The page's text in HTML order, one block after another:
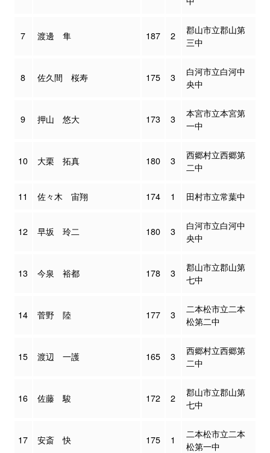
7 渡邊 隼 187 2
郡山市立郡山第
三中
8 佐久間 桜寿 175 3
白河市立白河中
央中
9 押山 悠大 173 3
本宮市立本宮第
一中
10 大栗 拓真 180 3
西郷村立西郷第
二中
11 佐々木 宙翔 174 1 田村市立常葉中
12 早坂 玲二 180 3
白河市立白河中
央中
13 今泉 裕都 178 3
郡山市立郡山第
七中
14 菅野 陸 177 3
二本松市立二本
松第二中
15 渡辺 一護 165 3
西郷村立西郷第
二中
16 佐藤 駿 172 2
郡山市立郡山第
七中
17 安斎 快 175 1
二本松市立二本
松第一中